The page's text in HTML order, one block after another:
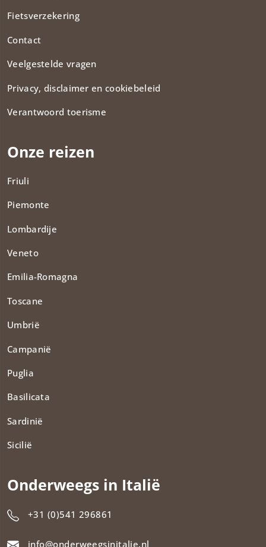
Fietsverzekering
Contact
Veelgestelde vragen
Privacy, disclaimer en cookiebeleid
Verantwoord toerisme
Onze reizen
Friuli
Piemonte
Lombardije
Veneto
Emilia-Romagna
Toscane
Umbrië
Campanië
Puglia
Basilicata
Sardinië
Sicilië
Onderweegs in Italië
+31 (0)541 296861
info@onderweegsinitalie.nl